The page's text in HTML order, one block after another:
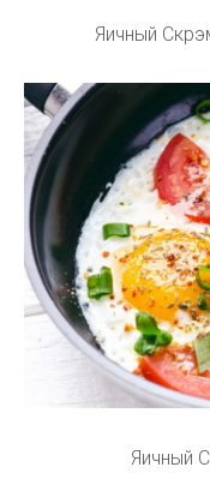
Яичный
Яичный